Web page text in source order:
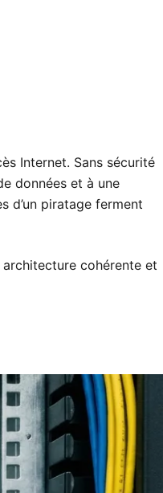
Internet. Sans sécurité
données et à une
d’un piratage ferment
cohérente et